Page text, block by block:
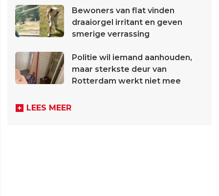
Bewoners van flat vinden
draaiorgel irritant en geven
smerige verrassing
Politie wil iemand aanhouden,
maar sterkste deur van
Rotterdam werkt niet mee
LEES MEER